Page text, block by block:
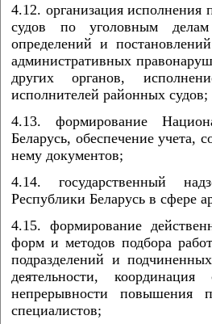
4.12. организация исполнения
судов по уголовным
определений и
административных
других органов,
исполнителей районных судов;
4.13. формирование
Беларусь, обеспечение учета,
нему документов;
4.14. государственный
Республики Беларусь в сфере
4.15. формирование
форм и методов подбора
подразделений и
деятельности,
непрерывности повышения
специалистов;